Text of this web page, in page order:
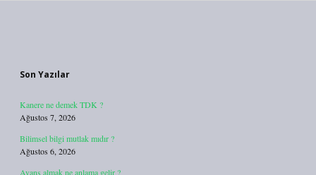
Son Yazılar
Kanere ne demek TDK ?
Ağustos 7, 2026
Bilimsel bilgi mutlak mıdır ?
Ağustos 6, 2026
Avans almak ne anlama gelir ?